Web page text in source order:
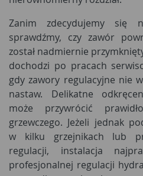
Zanim zdecydujemy się
sprawdźmy, czy zawór
został nadmiernie
dochodzi po pracach
gdy zawory regulacyjne nie
nastaw. Delikatne
może przywrócić
grzewczego. Jeżeli jednak
w kilku grzejnikach lub
regulacji, instalacja
profesjonalnej regulacji